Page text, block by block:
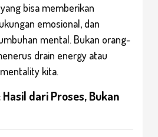
bisa memberikan
emosional, dan
mental. Bukan orang-
drain energy atau
kita.
dari Proses, Bukan